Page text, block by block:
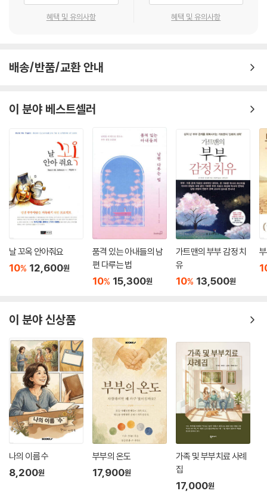
또한 남편은 싸움으로 인해 스트레스를 받고 있을 수 있다. 남편은 아내와
하기 어려울 수 있다. 그래서 남편은 잠을 통해 스트레스를 감소시키고, 감
결론적으로, 남편이 잠이 오는 이유는 싸움을 피하고 싶은 성격이거나, 싸
고, 남편의 감정과 상황을 고려하여 적절한 대화와 표현을 통해 부부관계
를 개선하는 것이 좋다. 결혼을 통해 남녀가 얻고 싶은 것은 ‘정서적 안정
감’이다. 그런데 상대에게서 이 정서적 안정감을 얻지 못할 때 상처가 되고
그것이 위기를 가져온다. 그래서 사람은 ‘사랑을 할 때 가장 상처받기 쉽
다’고 한다.
--- p.69~70
여자는 남자보다 대체로 민감하고 예민하다. 그래서 남자보다 사소한 일에
상처를 받기 쉽다. 남편과 정서적으로 친밀감을 느끼고 싶은 욕구가 계속
무시되고 거절당하면 아내는 상실감과 좌절감을 느끼게 되어 더 이 욕구에
집착하게 된다. 그리고 이 집착은 결국 공격적으로 나타나게 된다.
얻지 못하면 정서적 반응을 얻기 위해 대화를 시도하다가 나중엔 공격적으
로 변하게 된다. 하지만 남편들은 이를 ‘바가지’로 이해한다. 그러므로 남편
들은 아내가 공격적으로 돌변했다면 정서적 친밀감이 충족되지 못했다는
사인으로 이해하고 아내의 말에 귀 기울여주고 공감해 주어야 한다.
--- p.87~88
배우자 사이의 대화는 서로에게 큰 영향을 미친다. 따뜻한 말과 차가운 말
을 구분하여 사용하면 부부관계를 더 풍요롭게 만들 수 있다. 부부간 대화
에서 유용한 팁을 생각해 보면 따뜻한 말에는 “사랑해”, “고마워요”, “당
신의 노력을 정말 감사하게 생각해”, “당신과 함께 있으면 너무 행복해” 등
이 있고, 반대로 차가운 말에는 “왜 이렇게 늦게 왔어?”, “너는 항상 그런
거야”, “내 이야기를 듣지도 않아”, “너는 왜 그 모양이야?” 등이 있다. 이
러한 차가운 말을 듣게 되면 배우자에게 자연스럽게 마음의 문이 닫히고
면, study는 ‘책이나 자료를 통해 체계적으로 학습하는 행위’를 가리킨다.
이 책이 안내하는 구체적이고 실천 가능한 방법들을 통해, 더 행복한 부부
- 정정숙 (패밀리터치 원장)
혜택 및 유의사항 혜택 및 유의사항
배송/반품/교환 안내
이 분야 베스트셀러
날 꼬옥 안아줘요
10% 12,600원
품격 있는 아내들의 남
편 다루는 법
10% 15,300원
가트맨의 부부 감정 치
유
10% 13,500원
이 분야 신상품
나의 이름 수
8,200원
부부의 온도
17,900원
가족 및 부부치료 사례
집
17,000원